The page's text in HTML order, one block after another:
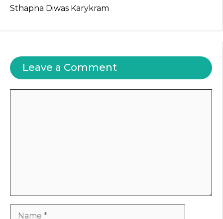
Sthapna Diwas Karykram
Leave a Comment